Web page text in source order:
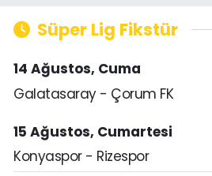
Süper Lig Fikstür
14 Ağustos, Cuma
Galatasaray - Çorum FK
15 Ağustos, Cumartesi
Konyaspor - Rizespor